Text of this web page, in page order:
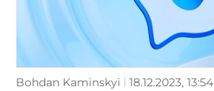
Bohdan Kaminskyi 18.12.2023, 13:54